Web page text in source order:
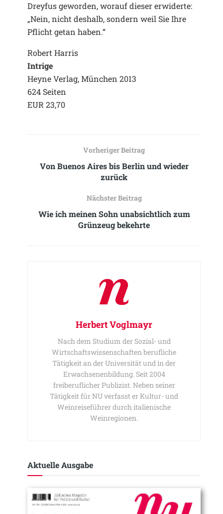
Dreyfus geworden, worauf dieser erwiderte:
„Nein, nicht deshalb, sondern weil Sie Ihre
Pflicht getan haben.“
Robert Harris
Intrige
Heyne Verlag, München 2013
624 Seiten
EUR 23,70
Vorheriger Beitrag
Von Buenos Aires bis Berlin und wieder
zurück
Nächster Beitrag
Wie ich meinen Sohn unabsichtlich zum
Grünzeug bekehrte
Herbert Voglmayr
Nach dem Studium der Sozial- und
Wirtschaftswissenschaften berufliche
Tätigkeit an der Universität und in der
Erwachsenenbildung. Seit 2004
freiberuflicher Publizist. Neben seiner
Tätigkeit für NU verfasst er Kultur- und
Weinreiseführer durch italienische
Weinregionen.
Aktuelle Ausgabe​